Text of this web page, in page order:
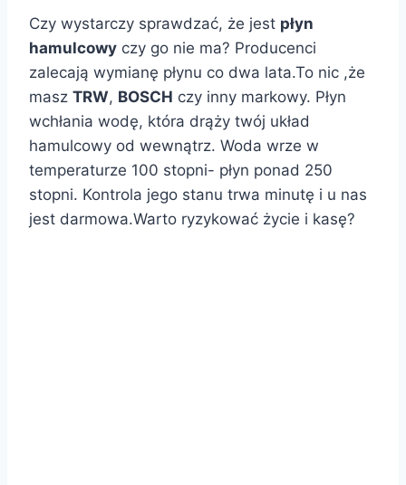
Czy wystarczy sprawdzać, że jest płyn
hamulcowy czy go nie ma? Producenci
zalecają wymianę płynu co dwa lata.To nic ,że
masz TRW, BOSCH czy inny markowy. Płyn
wchłania wodę, która drąży twój układ
hamulcowy od wewnątrz. Woda wrze w
temperaturze 100 stopni- płyn ponad 250
stopni. Kontrola jego stanu trwa minutę i u nas
jest darmowa.Warto ryzykować życie i kasę?